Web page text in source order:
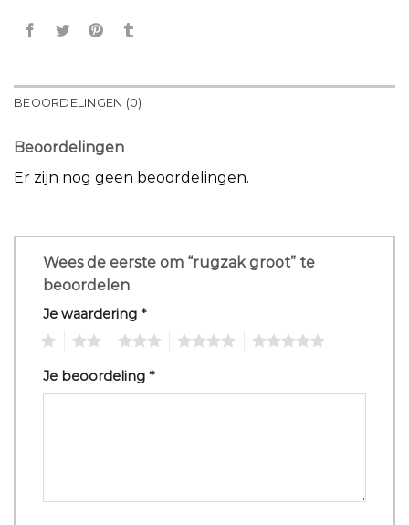
BEOORDELINGEN (0)
Beoordelingen
Er zijn nog geen beoordelingen.
Wees de eerste om “rugzak groot” te
beoordelen
Je waardering *
Je beoordeling *